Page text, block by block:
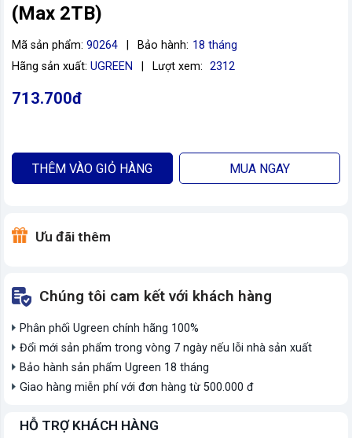
(Max 2TB)
Mã sản phẩm: 90264 Bảo hành: 18 tháng
Hãng sản xuất: UGREEN Lượt xem: 2312
713.700đ
THÊM VÀO GIỎ HÀNG MUA NGAY
Ưu đãi thêm
Chúng tôi cam kết với khách hàng
Phân phối Ugreen chính hãng 100%
Đổi mới sản phẩm trong vòng 7 ngày nếu lỗi nhà sản xuất
Bảo hành sản phẩm Ugreen 18 tháng
Giao hàng miễn phí với đơn hàng từ 500.000 đ
HỖ TRỢ KHÁCH HÀNG